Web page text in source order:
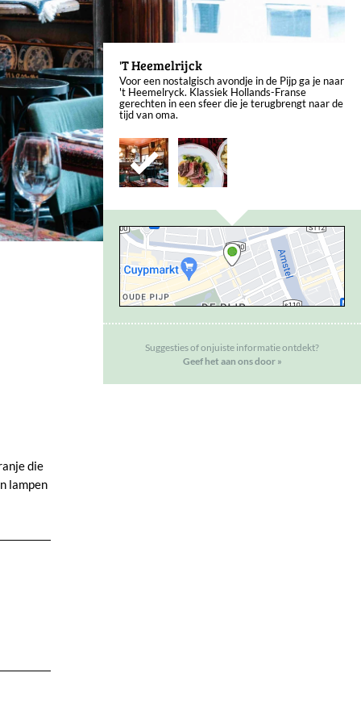
'T Heemelrijck
Voor een nostalgisch avondje in de Pijp ga je naar
't Heemelryck. Klassiek Hollands-Franse
gerechten in een sfeer die je terugbrengt naar de
tijd van oma.
Suggesties of onjuiste informatie ontdekt?
Geef het aan ons door »
die
lampen